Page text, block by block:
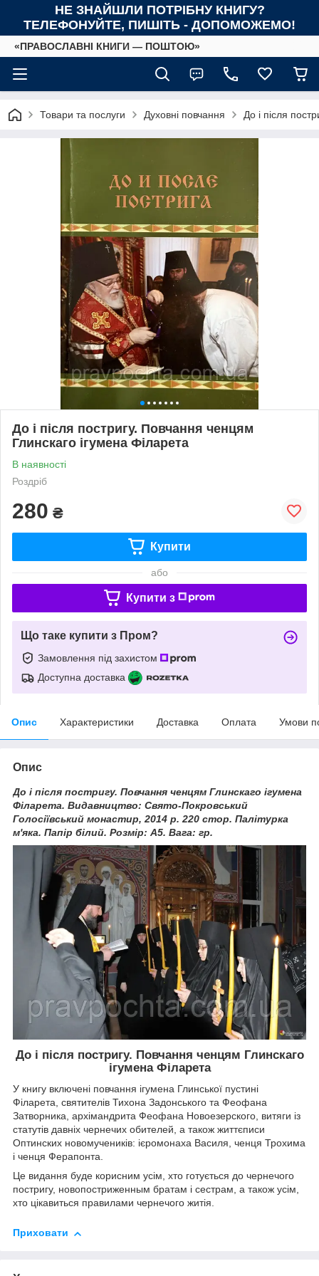
НЕ ЗНАЙШЛИ ПОТРІБНУ КНИГУ?
ТЕЛЕФОНУЙТЕ, ПИШІТЬ - ДОПОМОЖЕМО!
«ПРАВОСЛАВНІ КНИГИ — ПОШТОЮ»
Товари та послуги Духовні повчання До і після
До і після постригу. Повчання ченцям
Глинскаго ігумена Філарета
В наявності
Роздріб
280 ₴
Купити
або
Купити з
Що таке купити з Пром?
Замовлення під захистом
Доступна доставка
Опис Характеристики Доставка Оплата Умови
Опис
До і після постригу. Повчання ченцям Глинскаго ігумена
Філарета. Видавництво: Свято-Покровський
Голосіївський монастир, 2014 р. 220 стор. Палітурка
м'яка. Папір білий. Розмір: А5. Вага: гр.
До і після постригу. Повчання ченцям Глинскаго
ігумена Філарета
У книгу включені повчання ігумена Глинської пустині
Філарета, святителів Тихона Задонського та Феофана
Затворника, архімандрита Феофана Новоезерского, витяги із
статутів давніх чернечих обителей, а також життєписи
Оптинских новомучеників: ієромонаха Василя, ченця Трохима
і ченця Ферапонта.
Це видання буде корисним усім, хто готується до чернечого
постригу, новопостриженным братам і сестрам, а також усім,
хто цікавиться правилами чернечого житія.
Приховати